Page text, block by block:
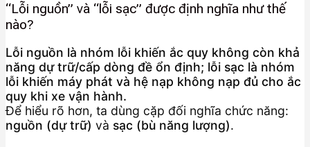
“Lỗi nguồn” và “lỗi sạc” được định nghĩa như thế
nào?
Lỗi nguồn là nhóm lỗi khiến ắc quy không còn khả
năng dự trữ/cấp dòng đề ổn định; lỗi sạc là nhóm
lỗi khiến máy phát và hệ nạp không nạp đủ cho ắc
quy khi xe vận hành.
Để hiểu rõ hơn, ta dùng cặp đối nghĩa chức năng:
nguồn (dự trữ) và sạc (bù năng lượng).